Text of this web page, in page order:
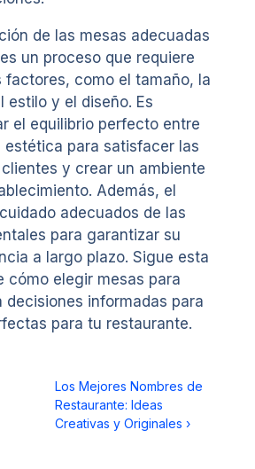
de las mesas adecuadas
un proceso que requiere
factores, como el tamaño, la
estilo y el diseño. Es
el equilibrio perfecto entre
para satisfacer las
y crear un ambiente
Además, el
adecuados de las
para garantizar su
a largo plazo. Sigue esta
cómo elegir mesas para
informadas para
para tu restaurante.
Los Mejores Nombres de
Restaurante: Ideas
Creativas y Originales ›